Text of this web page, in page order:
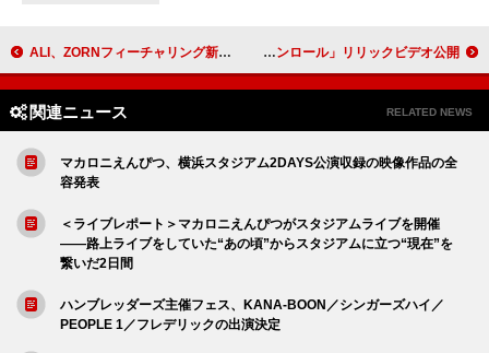
ALI、ZORNフィーチャリング新曲でアニメ『左ききのエレン』OPテーマを担当 Cody・Lee(李)が活動休止、心境を吐露するような新曲「ありがとう、ロックンロール」リリックビデオ公開
関連ニュース RELATED NEWS
マカロニえんぴつ、横浜スタジアム2DAYS公演収録の映像作品の全
容発表
＜ライブレポート＞マカロニえんぴつがスタジアムライブを開催
――路上ライブをしていた“あの頃”からスタジアムに立つ“現在”を
繋いだ2日間
ハンブレッダーズ主催フェス、KANA-BOON／シンガーズハイ／
PEOPLE 1／フレデリックの出演決定